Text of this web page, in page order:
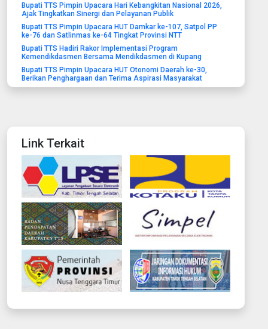
Bupati TTS Pimpin Upacara Hari Kebangkitan Nasional 2026,
Ajak Tingkatkan Sinergi dan Pelayanan Publik
Bupati TTS Pimpin Upacara HUT Damkar ke-107, Satpol PP
ke-76 dan Satlinmas ke-64 Tingkat Provinsi NTT
Bupati TTS Hadiri Rakor Implementasi Program
Kemendikdasmen Bersama Mendikdasmen di Kupang
Bupati TTS Pimpin Upacara HUT Otonomi Daerah ke-30,
Berikan Penghargaan dan Terima Aspirasi Masyarakat
Link Terkait